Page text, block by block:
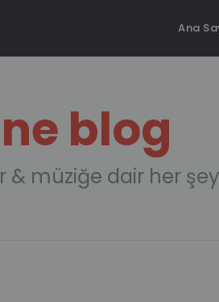
Ana
blog
& müziğe dair her